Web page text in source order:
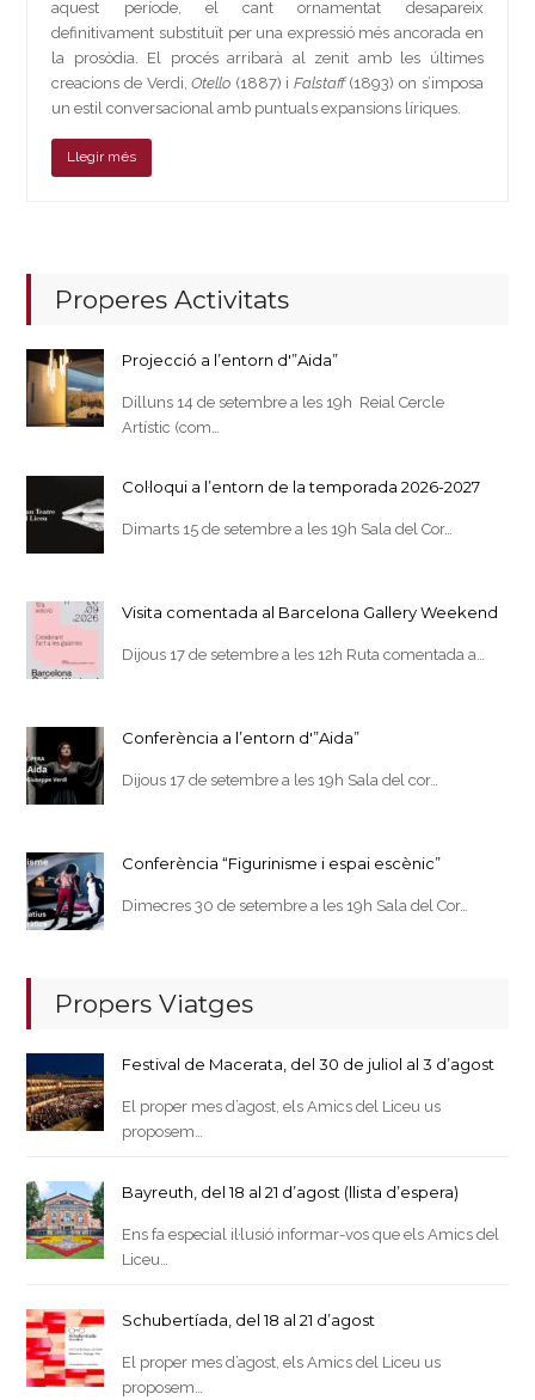
aquest període, el cant ornamentat desapareix
definitivament substituït per una expressió més ancorada en
la prosòdia. El procés arribarà al zenit amb les últimes
creacions de Verdi,Otello (1887) i Falstaff(1893) on s’imposa
un estil conversacional amb puntuals expansions líriques.
Llegir més
Properes Activitats
Projecció a l’entorn d'”Aida”
Dilluns 14 de setembre a les 19h Reial Cercle
Artístic (com…
Col·loqui a l’entorn de la temporada 2026-2027
Dimarts 15 de setembre a les 19h Sala del Cor…
Visita comentada al Barcelona Gallery Weekend
Dijous 17 de setembre a les 12h Ruta comentada a…
Conferència a l’entorn d'”Aida”
Dijous 17 de setembre a les 19h Sala del cor…
Conferència “Figurinisme i espai escènic”
Dimecres 30 de setembre a les 19h Sala del Cor…
Propers Viatges
Festival de Macerata, del 30 de juliol al 3 d’agost
El proper mes d’agost, els Amics del Liceu us
proposem…
Bayreuth, del 18 al 21 d’agost (llista d’espera)
Ens fa especial il·lusió informar-vos que els Amics del
Liceu…
Schubertíada, del 18 al 21 d’agost
El proper mes d’agost, els Amics del Liceu us
proposem…